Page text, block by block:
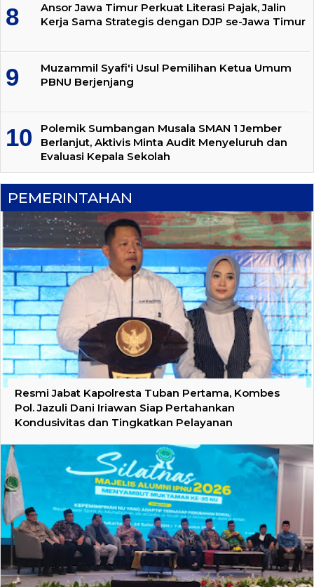
Ansor Jawa Timur Perkuat Literasi Pajak, Jalin
Kerja Sama Strategis dengan DJP se-Jawa Timur
Muzammil Syafi'i Usul Pemilihan Ketua Umum
PBNU Berjenjang
Polemik Sumbangan Musala SMAN 1 Jember
Berlanjut, Aktivis Minta Audit Menyeluruh dan
Evaluasi Kepala Sekolah
PEMERINTAHAN
Resmi Jabat Kapolresta Tuban Pertama, Kombes
Pol. Jazuli Dani Iriawan Siap Pertahankan
Kondusivitas dan Tingkatkan Pelayanan